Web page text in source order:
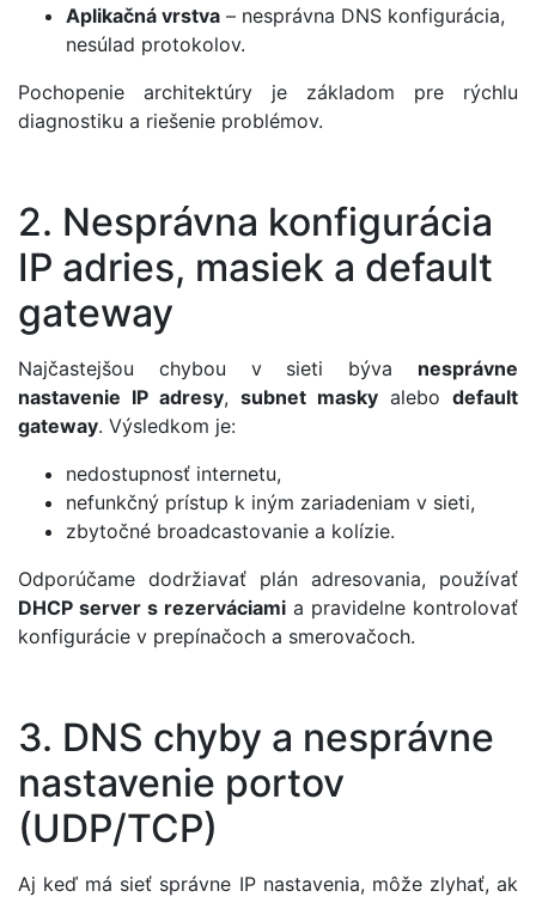
Aplikačná vrstva – nesprávna DNS konfigurácia,
nesúlad protokolov.
Pochopenie architektúry je základom pre rýchlu
diagnostiku a riešenie problémov.
2. Nesprávna konfigurácia
IP adries, masiek a default
gateway
Najčastejšou chybou v sieti býva nesprávne
nastavenie IP adresy, subnet masky alebo default
gateway. Výsledkom je:
nedostupnosť internetu,
nefunkčný prístup k iným zariadeniam v sieti,
zbytočné broadcastovanie a kolízie.
Odporúčame dodržiavať plán adresovania, používať
DHCP server s rezerváciami a pravidelne kontrolovať
konfigurácie v prepínačoch a smerovačoch.
3. DNS chyby a nesprávne
nastavenie portov
(UDP/TCP)
Aj keď má sieť správne IP nastavenia, môže zlyhať, ak